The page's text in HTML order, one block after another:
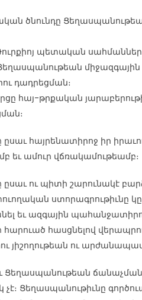
ծնունդը
պետական
դադրեցման։
հայ-թրքական
ըսաւ հայրենատիրոջ իր
եւ ամուր վճռակամութեամբ։
ըսաւ ու պիտի շարունակէ
ստորագրութիւնը
եւ ազգային
հարուած հասցնելով
յիշողութեան ու
Ցեղասպանութեան
Ցեղասպանութիւնը